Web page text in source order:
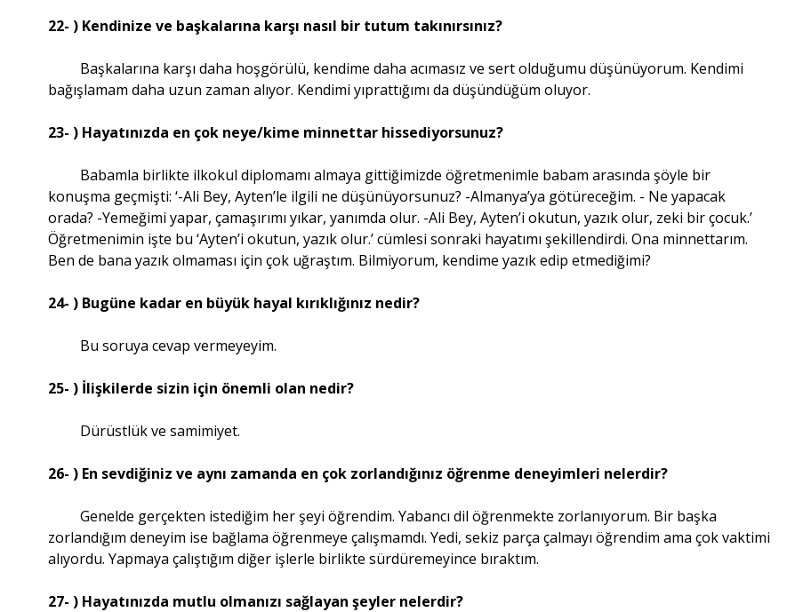
22- ) Kendinize ve başkalarına karşı nasıl bir tutum takınırsınız?
Başkalarına karşı daha hoşgörülü, kendime daha acımasız ve sert olduğumu düşünüyorum. Kendimi
bağışlamam daha uzun zaman alıyor. Kendimi yıprattığımı da düşündüğüm oluyor.
23- ) Hayatınızda en çok neye/kime minnettar hissediyorsunuz?
Babamla birlikte ilkokul diplomamı almaya gittiğimizde öğretmenimle babam arasında şöyle bir
konuşma geçmişti: ‘-Ali Bey, Ayten’le ilgili ne düşünüyorsunuz? -Almanya’ya götüreceğim. - Ne yapacak
orada? -Yemeğimi yapar, çamaşırımı yıkar, yanımda olur. -Ali Bey, Ayten’i okutun, yazık olur, zeki bir çocuk.’
Öğretmenimin işte bu ‘Ayten’i okutun, yazık olur.’ cümlesi sonraki hayatımı şekillendirdi. Ona minnettarım.
Ben de bana yazık olmaması için çok uğraştım. Bilmiyorum, kendime yazık edip etmediğimi?
24- ) Bugüne kadar en büyük hayal kırıklığınız nedir?
Bu soruya cevap vermeyeyim.
25- ) İlişkilerde sizin için önemli olan nedir?
Dürüstlük ve samimiyet.
26- ) En sevdiğiniz ve aynı zamanda en çok zorlandığınız öğrenme deneyimleri nelerdir?
Genelde gerçekten istediğim her şeyi öğrendim. Yabancı dil öğrenmekte zorlanıyorum. Bir başka
zorlandığım deneyim ise bağlama öğrenmeye çalışmamdı. Yedi, sekiz parça çalmayı öğrendim ama çok vaktimi
alıyordu. Yapmaya çalıştığım diğer işlerle birlikte sürdüremeyince bıraktım.
27- ) Hayatınızda mutlu olmanızı sağlayan şeyler nelerdir?